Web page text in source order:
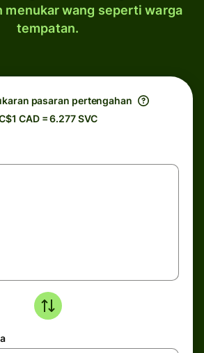
menukar wang seperti warga
tempatan.
pasaran pertengahan
CAD = 6.277 SVC